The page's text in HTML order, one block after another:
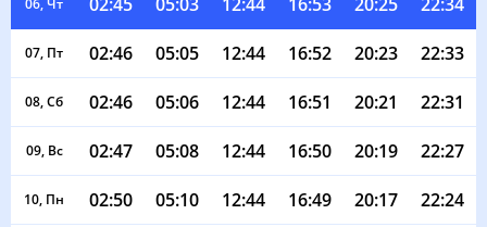
06, Чт
07, Пт 02:46 05:05 12:44 16:52 20:23 22:33
08, Сб 02:46 05:06 12:44 16:51 20:21 22:31
09, Вс 02:47 05:08 12:44 16:50 20:19 22:27
10, Пн 02:50 05:10 12:44 16:49 20:17 22:24